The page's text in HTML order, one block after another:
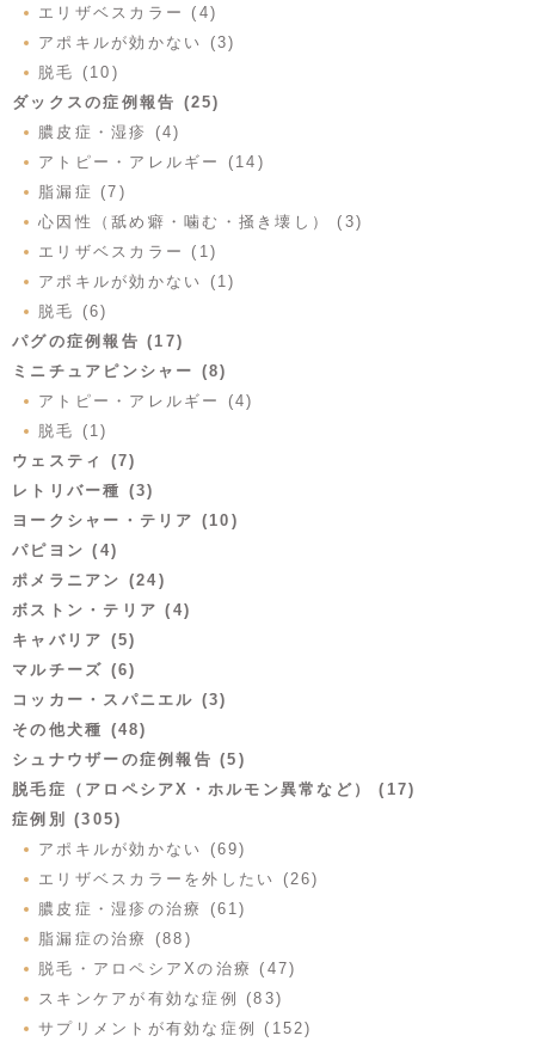
エリザベスカラー (4)
アポキルが効かない (3)
脱毛 (10)
ダックスの症例報告 (25)
膿皮症・湿疹 (4)
アトピー・アレルギー (14)
脂漏症 (7)
心因性（舐め癖・噛む・掻き壊し） (3)
エリザベスカラー (1)
アポキルが効かない (1)
脱毛 (6)
パグの症例報告 (17)
ミニチュアピンシャー (8)
アトピー・アレルギー (4)
脱毛 (1)
ウェスティ (7)
レトリバー種 (3)
ヨークシャー・テリア (10)
パピヨン (4)
ポメラニアン (24)
ボストン・テリア (4)
キャバリア (5)
マルチーズ (6)
コッカー・スパニエル (3)
その他犬種 (48)
シュナウザーの症例報告 (5)
脱毛症（アロペシアX・ホルモン異常など） (17)
症例別 (305)
アポキルが効かない (69)
エリザベスカラーを外したい (26)
膿皮症・湿疹の治療 (61)
脂漏症の治療 (88)
脱毛・アロペシアXの治療 (47)
スキンケアが有効な症例 (83)
サプリメントが有効な症例 (152)